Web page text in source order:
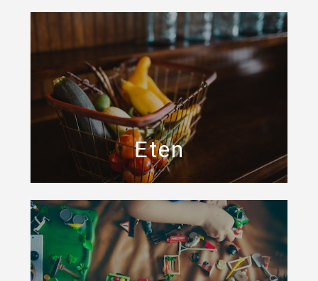
Eten